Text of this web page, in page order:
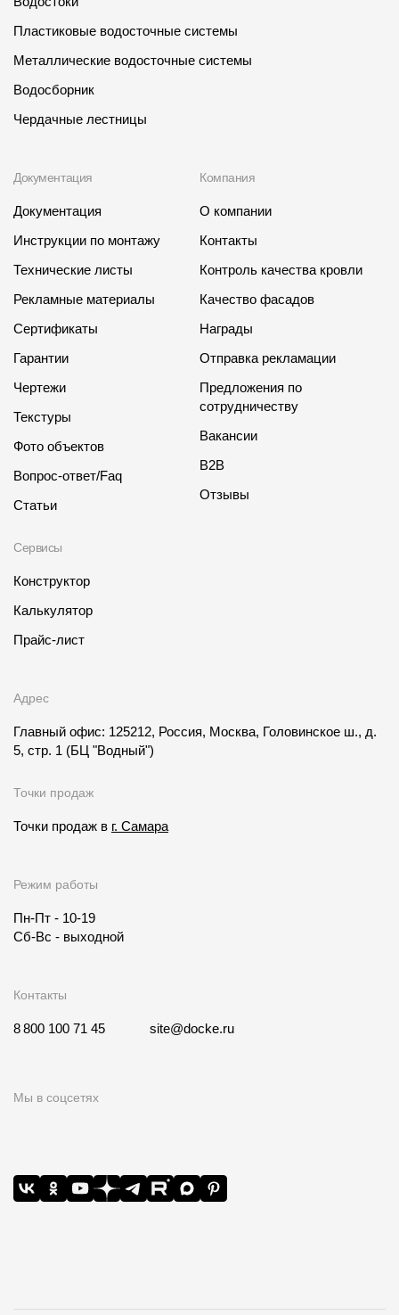
Пластиковые водосточные системы
Металлические водосточные системы
Водосборник
Чердачные лестницы
Документация
Документация
Инструкции по монтажу
Технические листы
Рекламные материалы
Сертификаты
Гарантии
Чертежи
Текстуры
Фото объектов
Вопрос-ответ/Faq
Статьи
Сервисы
Конструктор
Калькулятор
Прайс-лист
Компания
О компании
Контакты
Контроль качества кровли
Качество фасадов
Награды
Отправка рекламации
Предложения по
сотрудничеству
Вакансии
B2B
Отзывы
Адрес
Главный офис: 125212, Россия, Москва, Головинское ш., д.
5, стр. 1 (БЦ "Водный")
Точки продаж
Точки продаж в г. Самара
Режим работы
Пн-Пт - 10-19
Сб-Вс - выходной
Контакты
8 800 100 71 45 site@docke.ru
Мы в соцсетях